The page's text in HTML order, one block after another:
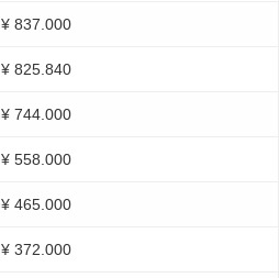
¥ 837.000
¥ 825.840
¥ 744.000
¥ 558.000
¥ 465.000
¥ 372.000